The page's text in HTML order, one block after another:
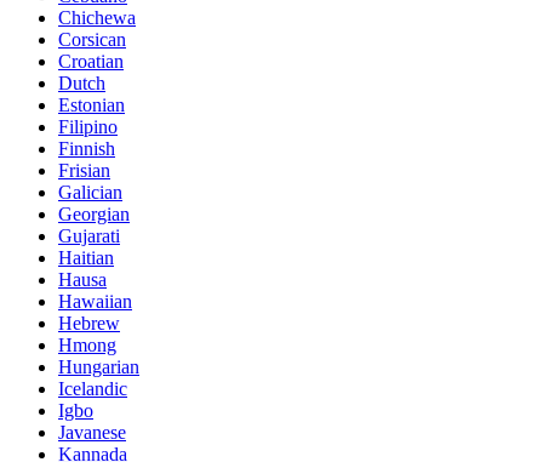
Chichewa
Corsican
Croatian
Dutch
Estonian
Filipino
Finnish
Frisian
Galician
Georgian
Gujarati
Haitian
Hausa
Hawaiian
Hebrew
Hmong
Hungarian
Icelandic
Igbo
Javanese
Kannada